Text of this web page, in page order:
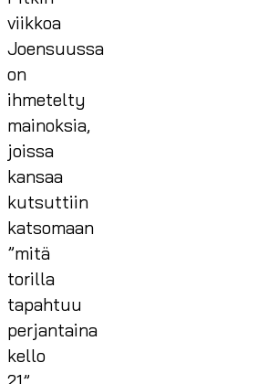
viikkoa
Joensuussa
on
ihmetelty
mainoksia,
joissa
kansaa
kutsuttiin
katsomaan
”mitä
torilla
tapahtuu
perjantaina
kello